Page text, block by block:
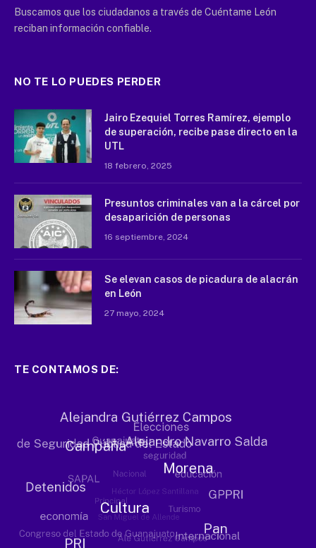
Buscamos que los ciudadanos a través de Cuéntame León
reciban información confiable.
NO TE LO PUEDES PERDER
Jairo Ezequiel Torres Ramírez, ejemplo
de superación, recibe pase directo en la
UTL
18 febrero, 2025
Presuntos criminales van a la cárcel por
desaparición de personas
16 septiembre, 2024
Se elevan casos de picadura de alacrán
en León
27 mayo, 2024
TE CONTAMOS DE: